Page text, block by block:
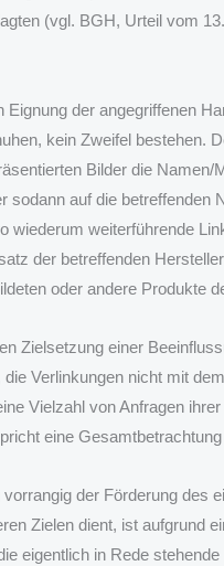
(vgl. BGH, Urteil vom
Eignung der angegriffenen
kein Zweifel bestehen.
Bilder die
sodann auf die
wiederum weiterführende
der betreffenden
oder andere Produkte
Zielsetzung einer
Verlinkungen nicht mit
Vielzahl von Anfragen
eine
der Förderung des
Zielen dient, ist aufgrund
eigentlich in Rede